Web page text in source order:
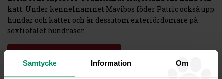
Samtycke Information Om
katt. Under kennelnamnet Mavibos föder Patric också upp
hundar och katter och är dessutom exteriördomare på
sextiotalet hundraser.